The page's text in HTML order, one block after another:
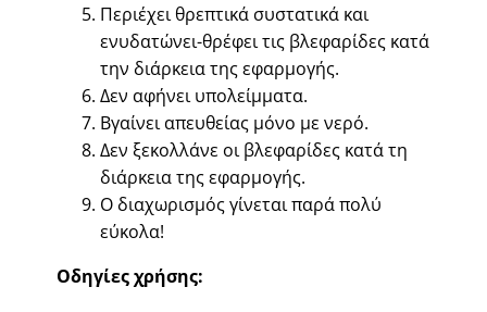
Περιέχει θρεπτικά συστατικά και
ενυδατώνει-θρέφει τις βλεφαρίδες κατά
την διάρκεια της εφαρμογής.
Δεν αφήνει υπολείμματα.
Βγαίνει απευθείας μόνο με νερό.
Δεν ξεκολλάνε οι βλεφαρίδες κατά τη
διάρκεια της εφαρμογής.
Ο διαχωρισμός γίνεται παρά πολύ
εύκολα!
Οδηγίες χρήσης: